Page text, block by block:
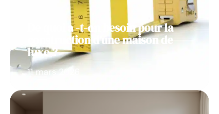
De quoi a -t-on besoin pour la
construction d’une maison de
luxe ?
11 mars 2026